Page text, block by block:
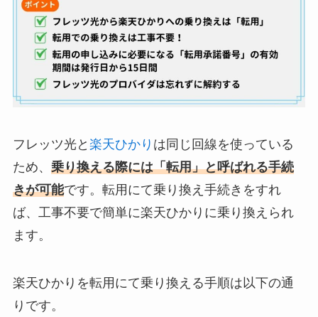
フレッツ光と 楽天ひかり は同じ回線を使っている
ため、 乗り換える際には「転用」と呼ばれる手続
きが可能です。転用にて乗り換え手続きをすれ
ば、工事不要で簡単に楽天ひかりに乗り換えられ
ます。
楽天ひかりを転用にて乗り換える手順は以下の通
りです。